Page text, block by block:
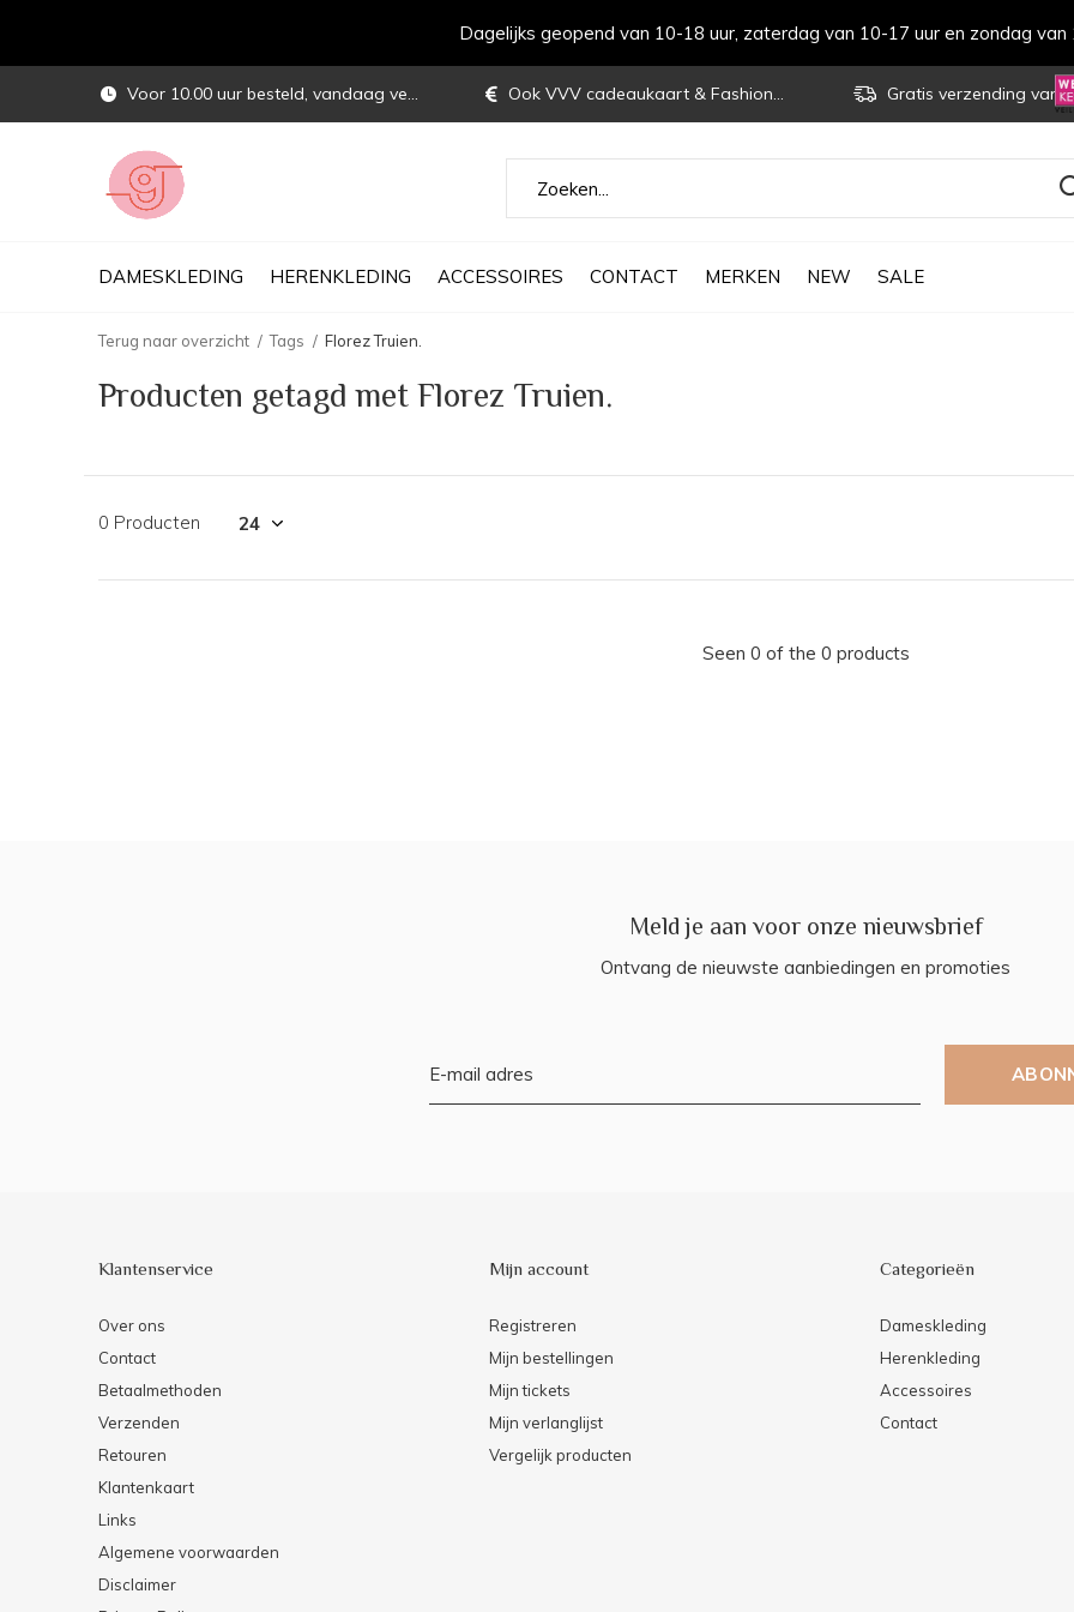
DAMESKLEDING HERENKLEDING ACCESSOIRES CONTACT MERKEN NEW SALE
Voor 10.00 uur besteld, vandaag verstuurd Ook VVV cadeaukaart & Fashioncheque Gratis verzending vanaf €
Dagelijks geopend van 10-18 uur, zaterdag van 10-17 uur en zondag van
Terug naar overzicht Tags Florez Truien.
Producten getagd met Florez Truien.
0 Producten
Seen 0 of the 0 products
Meld je aan voor onze nieuwsbrief
Ontvang de nieuwste aanbiedingen en promoties
Klantenservice
Over ons
Contact
Betaalmethoden
Verzenden
Retouren
Klantenkaart
Links
Algemene voorwaarden
Disclaimer
Mijn account
Registreren
Mijn bestellingen
Mijn tickets
Mijn verlanglijst
Vergelijk producten
Categorieën
Dameskleding
Herenkleding
Accessoires
Contact